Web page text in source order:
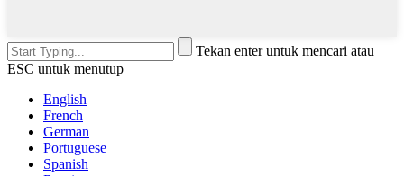
Tekan enter untuk mencari atau
ESC untuk menutup
English
French
German
Portuguese
Spanish